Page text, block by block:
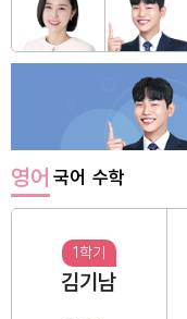
영어 국어 수학
1학기
김기남